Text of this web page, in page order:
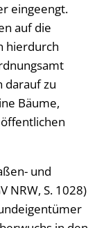
eingeengt.
auf die
hierdurch
darauf zu
Bäume,
und
NRW, S. 1028)